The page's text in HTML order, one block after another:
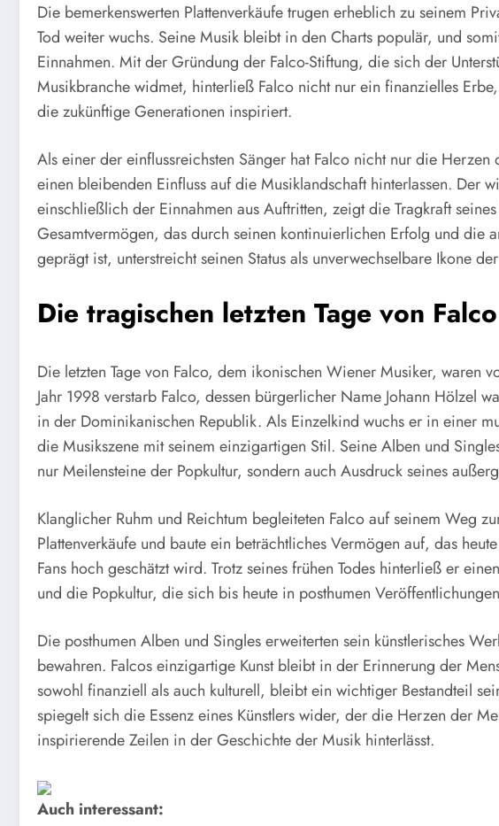
Die bemerkenswerten Plattenverkäufe trugen erheblich zu seinem
Tod weiter wuchs. Seine Musik bleibt in den Charts populär, und
Einnahmen. Mit der Gründung der Falco-Stiftung, die sich der
Musikbranche widmet, hinterließ Falco nicht nur ein finanzielles
die zukünftige Generationen inspiriert.
Als einer der einflussreichsten Sänger hat Falco nicht nur die
einen bleibenden Einfluss auf die Musiklandschaft hinterlassen. Der
einschließlich der Einnahmen aus Auftritten, zeigt die Tragkraft
Gesamtvermögen, das durch seinen kontinuierlichen Erfolg und die
geprägt ist, unterstreicht seinen Status als unverwechselbare Ikone
Die tragischen letzten Tage von Falco
Die letzten Tage von Falco, dem ikonischen Wiener Musiker, waren
Jahr 1998 verstarb Falco, dessen bürgerlicher Name Johann Hölzel
in der Dominikanischen Republik. Als Einzelkind wuchs er in einer
die Musikszene mit seinem einzigartigen Stil. Seine Alben und
nur Meilensteine der Popkultur, sondern auch Ausdruck seines
Klanglicher Ruhm und Reichtum begleiteten Falco auf seinem Weg
Plattenverkäufe und baute ein beträchtliches Vermögen auf, das
Fans hoch geschätzt wird. Trotz seines frühen Todes hinterließ er
und die Popkultur, die sich bis heute in posthumen
Die posthumen Alben und Singles erweiterten sein künstlerisches
bewahren. Falcos einzigartige Kunst bleibt in der Erinnerung der
sowohl finanziell als auch kulturell, bleibt ein wichtiger Bestandteil
spiegelt sich die Essenz eines Künstlers wider, der die Herzen der
inspirierende Zeilen in der Geschichte der Musik hinterlässt.
Auch interessant: